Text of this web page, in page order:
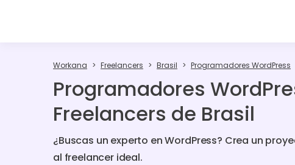
Workana Freelancers Brasil Programadores WordPress
Programadores
Freelancers de Brasil
¿Buscas un experto en WordPress? Crea un
al freelancer ideal.